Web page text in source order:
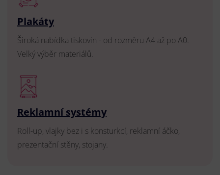
Plakáty
Široká nabídka tiskovin - od rozměru A4 až po A0.
Velký výběr materiálů.
Reklamní systémy
Roll-up, vlajky bez i s konsturkcí, reklamní áčko,
prezentační stěny, stojany.